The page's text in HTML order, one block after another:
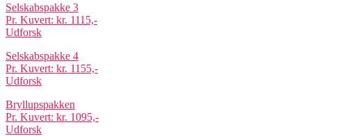
Selskabspakke 3
Pr. Kuvert: kr. 1115,-
Udforsk
Selskabspakke 4
Pr. Kuvert: kr. 1155,-
Udforsk
Bryllupspakken
Pr. Kuvert: kr. 1095,-
Udforsk